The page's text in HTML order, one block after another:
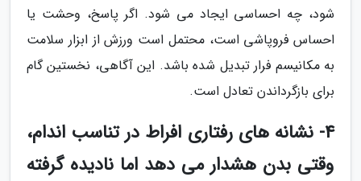
شود، چه احساسی ایجاد می شود. اگر پاسخ، وحشت یا
احساس فروپاشی است، محتمل است ورزش از ابزار سلامت
به مکانیسم فرار تبدیل شده باشد. این آگاهی، نخستین گام
برای بازگرداندن تعادل است.
4- نشانه های رفتاری افراط در تناسب اندام،
وقتی بدن هشدار می دهد اما نادیده گرفته